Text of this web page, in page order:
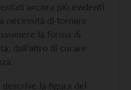
ancora più evidenti
necessità di tornare
la forma di
dall'altro di curare
la figura del